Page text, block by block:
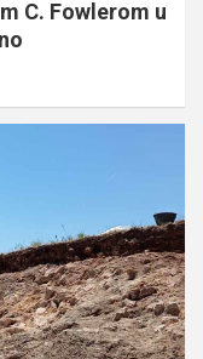
C. Fowlerom u